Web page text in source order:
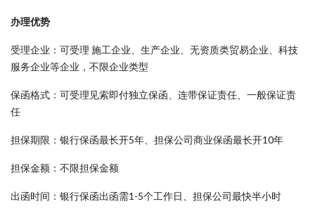
办理优势
受理企业：可受理 施工企业、生产企业、无资质类贸易企业、科技
服务企业等企业，不限企业类型
保函格式：可受理见索即付独立保函、连带保证责任、一般保证责
任
担保期限：银行保函最长开5年、担保公司商业保函最长开10年
担保金额：不限担保金额
出函时间：银行保函出函需1-5个工作日、担保公司最快半小时